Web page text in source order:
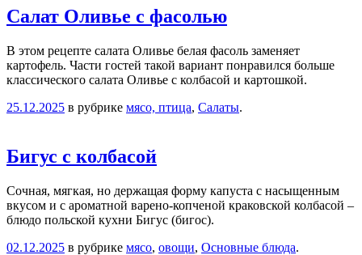
Салат Оливье с фасолью
В этом рецепте салата Оливье белая фасоль заменяет
картофель. Части гостей такой вариант понравился больше
классического салата Оливье с колбасой и картошкой.
25.12.2025 в рубрике мясо, птица, Салаты.
Бигус с колбасой
Сочная, мягкая, но держащая форму капуста с насыщенным
вкусом и с ароматной варено-копченой краковской колбасой –
блюдо польской кухни Бигус (бигос).
02.12.2025 в рубрике мясо, овощи, Основные блюда.